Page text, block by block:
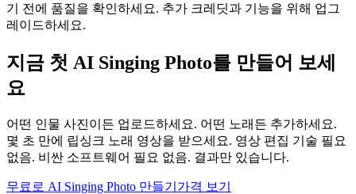
기 전에 품질을 확인하세요. 추가 크레딧과 기능을 위해 업그
레이드하세요.
지금 첫 AI Singing Photo를 만들어 보세
요
어떤 인물 사진이든 업로드하세요. 어떤 노래든 추가하세요.
몇 초 만에 립싱크 노래 영상을 받으세요. 영상 편집 기술 필요
없음. 비싼 소프트웨어 필요 없음. 결과만 있습니다.
무료로 AI Singing Photo 만들기 가격 보기